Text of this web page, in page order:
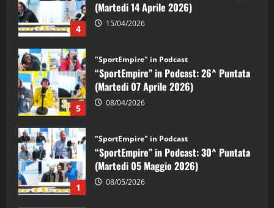
4 15/04/2026
5
“SportEmpire” in Podcast: 26^ Puntata
(Martedi 07 Aprile 2026)
08/04/2026
1
“SportEmpire” in Podcast: 30^ Puntata
(Martedi 05 Maggio 2026)
08/05/2026